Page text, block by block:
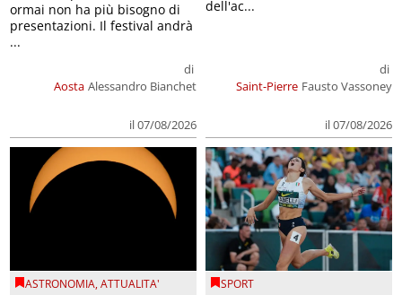
Aosta
di
Alessandro Bianchet
il 07/08/2026
ormai non ha più bisogno di
presentazioni. Il festival andrà
...
Saint-Pierre
di
Fausto Vassoney
il 07/08/2026
dell'ac...
ASTRONOMIA,ATTUALITA' SPORT